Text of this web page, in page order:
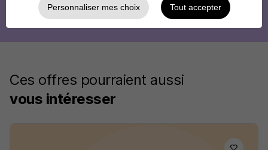
Ces offres pourraient aussi
vous intéresser
Personnaliser mes choix Tout accepter